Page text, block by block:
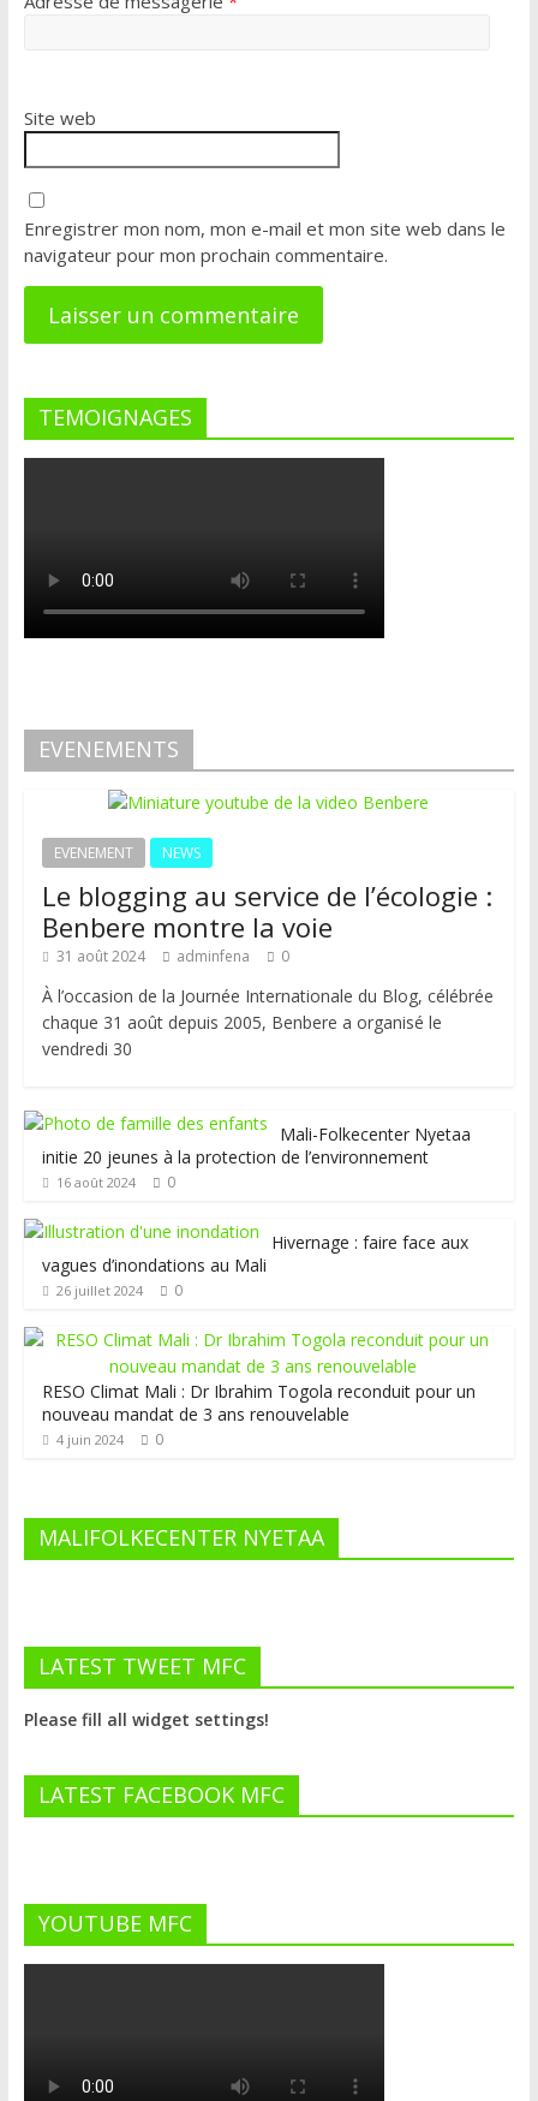
Site web
Enregistrer mon nom, mon e-mail et mon site web dans le
navigateur pour mon prochain commentaire.
TEMOIGNAGES
EVENEMENTS
EVENEMENT NEWS
Le blogging au service de l’écologie :
Benbere montre la voie
31 août 2024 adminfena 0
À l’occasion de la Journée Internationale du Blog, célébrée
chaque 31 août depuis 2005, Benbere a organisé le
vendredi 30
Mali-Folkecenter Nyetaa
initie 20 jeunes à la protection de l’environnement
16 août 2024 0
Hivernage : faire face aux
vagues d’inondations au Mali
26 juillet 2024 0
RESO Climat Mali : Dr Ibrahim Togola reconduit pour un
nouveau mandat de 3 ans renouvelable
4 juin 2024 0
MALIFOLKECENTER NYETAA
LATEST TWEET MFC
Please fill all widget settings!
LATEST FACEBOOK MFC
YOUTUBE MFC